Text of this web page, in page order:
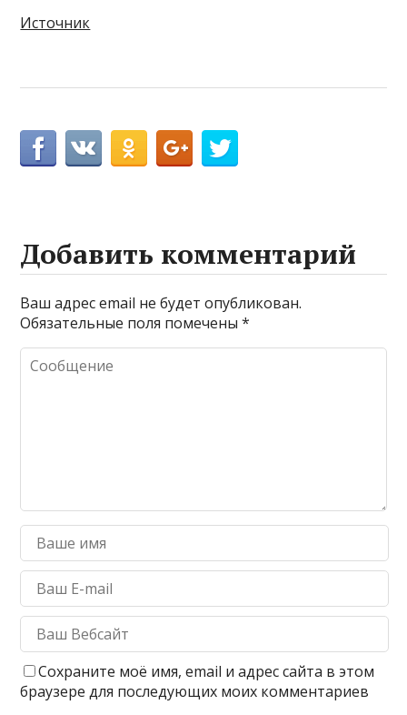
Источник
Добавить комментарий
Ваш адрес email не будет опубликован.
Обязательные поля помечены*
Сохраните моё имя, email и адрес сайта в этом
браузере для последующих моих комментариев